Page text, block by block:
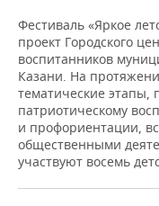
Фестиваль «Яркое
проект Городского
воспитанников
Казани. На
тематические этапы,
патриотическому
и профориентации,
общественными
участвуют восемь